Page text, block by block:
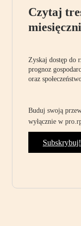
Czytaj
Zyskaj dostęp do
prognoz
oraz
Buduj swoją
wyłącznie w
Subskrybuj!